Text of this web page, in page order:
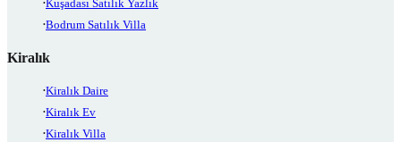
Kuşadası Satılık Yazlık
Bodrum Satılık Villa
Kiralık
Kiralık Daire
Kiralık Ev
Kiralık Villa